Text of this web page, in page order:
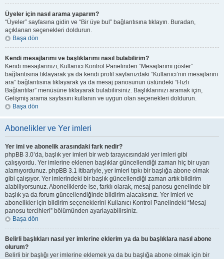
Üyeler için nasıl arama yaparım?
“Üyeler” sayfasına gidin ve “Bir üye bul” bağlantısına tıklayın. Buradan,
açıklanan seçenekleri doldurun.
Başa dön
Kendi mesajlarımı ve başlıklarımı nasıl bulabilirim?
Kendi mesajlarınızı, Kullanıcı Kontrol Panelinden “Mesajlarımı göster”
bağlantısına tıklayarak ya da kendi profil sayfanızdaki “Kullanıcı’nın mesajlarını
ara” bağlantısına tıklayarak ya da mesaj panosunun üstündeki “Hızlı
Bağlantılar” menüsüne tıklayarak bulabilirsiniz. Başlıklarınızı aramak için,
Gelişmiş arama sayfasını kullanın ve uygun olan seçenekleri doldurun.
Başa dön
Abonelikler ve Yer imleri
Yer imi ve abonelik arasındaki fark nedir?
phpBB 3.0’da, başlık yer imleri bir web tarayıcısındaki yer imleri gibi
çalışıyordu. Yer imlerine eklenen başlıklar güncellendiği zaman hiç bir uyarı
alamıyordunuz. phpBB 3.1 itibariyle, yer imleri tıpkı bir başlığa abone olmak
gibi çalışıyor. Yer imlerindeki bir başlık güncellendiği zaman artık bildirim
alabiliyorsunuz. Aboneliklerde ise, farklı olarak, mesaj panosu genelinde bir
başlık ya da forum güncellendiğinde bildirim alacaksınız. Yer imleri ve
abonelikler için bildirim seçeneklerini Kullanıcı Kontrol Panelindeki “Mesaj
panosu tercihleri” bölümünden ayarlayabilirsiniz.
Başa dön
Belirli başlıkları nasıl yer imlerine eklerim ya da bu başlıklara nasıl abone
olurum?
Belirli bir başlığı yer imlerine eklemek ya da bu başlığa abone olmak için bir